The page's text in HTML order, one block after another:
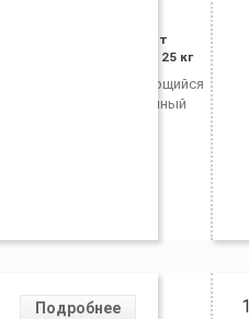
Гидростоп Кит
(HIDROSTOP KIT), 25 кг
Быстросхватывающийся
гидроизоляционный
Подробнее